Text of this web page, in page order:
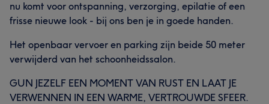
nu komt voor ontspanning, verzorging, epilatie of een
frisse nieuwe look - bij ons ben je in goede handen.
Het openbaar vervoer en parking zijn beide 50 meter
verwijderd van het schoonheidssalon.
GUN JEZELF EEN MOMENT VAN RUST EN LAAT JE
VERWENNEN IN EEN WARME, VERTROUWDE SFEER.